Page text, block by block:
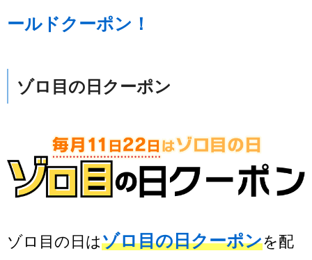
ールドクーポン！
ゾロ目の日クーポン
ゾロ目の日はゾロ目の日クーポンを配